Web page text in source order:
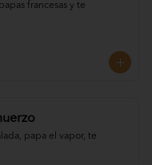
francesas y te
papa el vapor, te